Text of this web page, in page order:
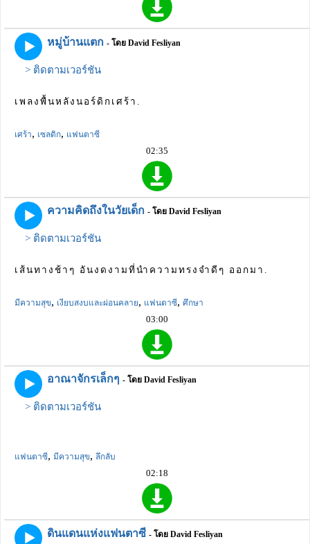
หมู่บ้านแตก - โดย David Fesliyan
> ติดตามเวอร์ชัน
เพลงพื้นหลังนอร์ดิกเศร้า.
เศร้า, เซลติก, แฟนตาซี
02:35
ความคิดถึงในวัยเด็ก - โดย David Fesliyan
> ติดตามเวอร์ชัน
เส้นทางช้าๆ อันงดงามที่นำความทรงจำดีๆ ออกมา.
มีความสุข, เงียบสงบและผ่อนคลาย, แฟนตาซี, ศึกษา
03:00
อาณาจักรเล็กๆ - โดย David Fesliyan
> ติดตามเวอร์ชัน
แฟนตาซี, มีความสุข, ลึกลับ
02:18
ดินแดนแห่งแฟนตาซี - โดย David Fesliyan